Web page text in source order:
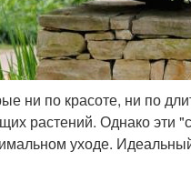
ни по красоте, ни по
растений. Однако эти
уходе.